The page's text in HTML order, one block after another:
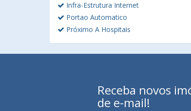
Infra-Estrutura Internet
Portao Automatico
Próximo A Hospitais
Receba novos
de e-mail!